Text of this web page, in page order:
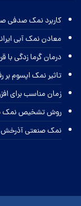
کاربرد نمک صدفی
معادن نمک آبی
درمان گرما زدگی
تاثیر نمک اپسوم بر
زمان مناسب برای
روش تشخیص نمک
نمک صنعتی آذرخش